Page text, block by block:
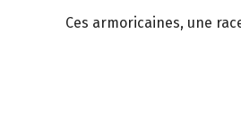
Ces armoricaines, une